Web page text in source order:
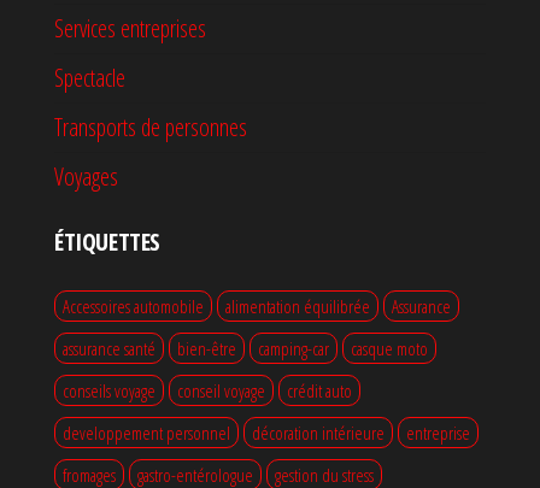
Services entreprises
Spectacle
Transports de personnes
Voyages
ÉTIQUETTES
Accessoires automobile alimentation équilibrée
Assurance
assurance santé
bien-être camping-car
casque moto
conseils voyage
conseil voyage
crédit auto
developpement personnel
décoration intérieure
entreprise
fromages
gastro-entérologue
gestion du stress